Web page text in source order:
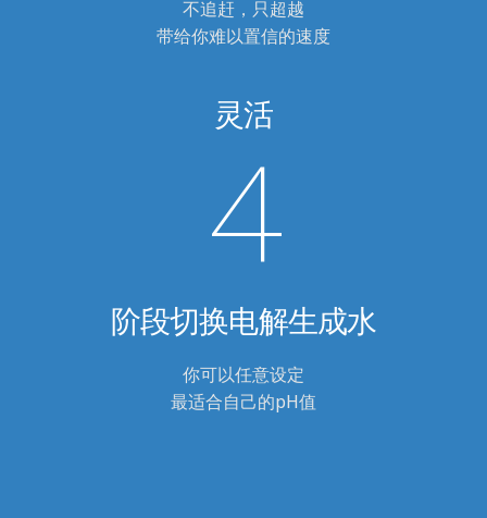
不追赶，只超越
带给你难以置信的速度
灵活
4
阶段切换电解生成水
你可以任意设定
最适合自己的pH值